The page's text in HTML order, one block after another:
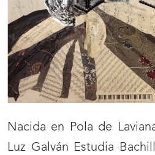
Nacida en Pola de
Luz Galván Estudia